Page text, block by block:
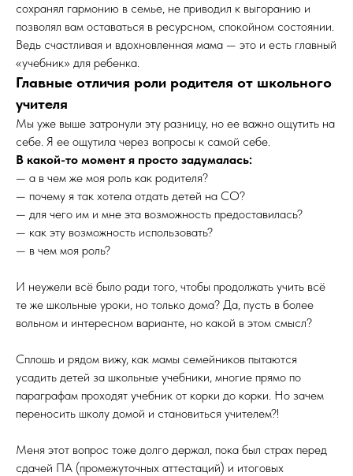
сохранял гармонию в семье, не приводил к выгоранию и
позволял вам оставаться в ресурсном, спокойном состоянии.
Ведь счастливая и вдохновленная мама — это и есть главный
«учебник» для ребенка.
Главные отличия роли родителя от школьного
учителя
Мы уже выше затронули эту разницу, но ее важно ощутить на
себе. Я ее ощутила через вопросы к самой себе.
В какой-то момент я просто задумалась:
— а в чем же моя роль как родителя?
— почему я так хотела отдать детей на СО?
— для чего им и мне эта возможность предоставилась?
— как эту возможность использовать?
— в чем моя роль?
И неужели всё было ради того, чтобы продолжать учить всё
те же школьные уроки, но только дома? Да, пусть в более
вольном и интересном варианте, но какой в этом смысл?
Сплошь и рядом вижу, как мамы семейников пытаются
усадить детей за школьные учебники, многие прямо по
параграфам проходят учебник от корки до корки. Но зачем
переносить школу домой и становиться учителем?!
Меня этот вопрос тоже долго держал, пока был страх перед
сдачей ПА (промежуточных аттестаций) и итоговых